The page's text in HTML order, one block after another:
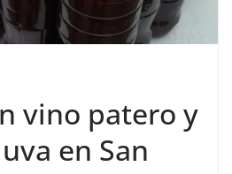
vino patero y
en San